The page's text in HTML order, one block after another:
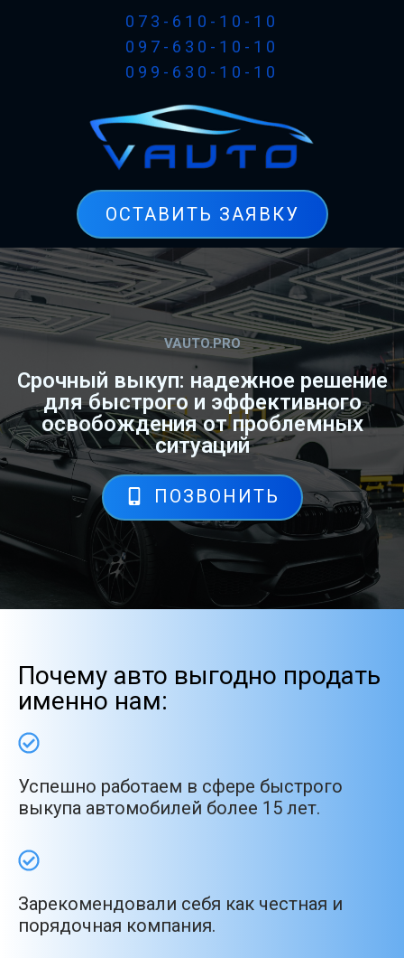
073-610-10-10
097-630-10-10
099-630-10-10
ОСТАВИТЬ ЗАЯВКУ
VAUTO.PRO
Срочный выкуп: надежное решение
для быстрого и эффективного
освобождения от проблемных
ситуаций
ПОЗВОНИТЬ
Почему авто выгодно продать
именно нам:
Успешно работаем в сфере быстрого
выкупа автомобилей более 15 лет.
Зарекомендовали себя как честная и
порядочная компания.